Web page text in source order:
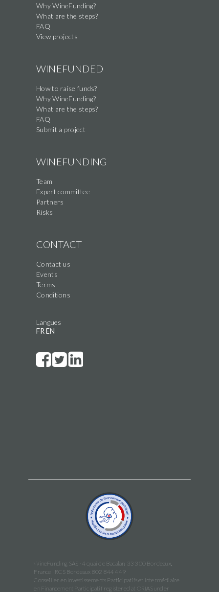
Why WineFunding?
What are the steps?
FAQ
View projects
WINEFUNDED
How to raise funds?
Why WineFunding?
What are the steps?
FAQ
Submit a project
WINEFUNDING
Team
Expert committee
Partners
Risks
CONTACT
Contact us
Events
Terms
Conditions
Langues
FR EN
WineFunding SAS · 4 quai de Bacalan, 33 300 Bordeaux,
France · RCS Bordeaux 802 844 449
Conseiller en Investissements Participatifs et Intermédiaire
en Financement Participatif registered at ORIAS under